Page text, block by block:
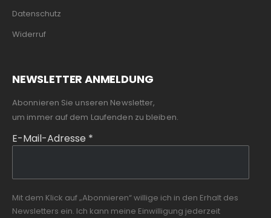
Datenschutz
Widerruf
NEWSLETTER ANMELDUNG
Abonnieren Sie unseren Newsletter,
um immer auf dem Laufenden zu bleiben.
E-Mail-Adresse *
Mit dem Klick auf „Abonnieren“ willige ich in den Erhalt des
Newsletters ein. Ich kann meine Einwilligung jederzeit